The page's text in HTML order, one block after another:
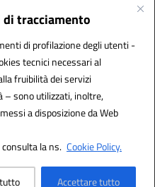
tracciamento
di profilazione degli utenti -
tecnici necessari al
fruibilità dei servizi
– sono utilizzati, inoltre,
a disposizione da Web
la ns. Cookie Policy.
Accettare tutto
(IPA): istsc_CTIC83200R
3D Solution S.r.l.
Designers Italia